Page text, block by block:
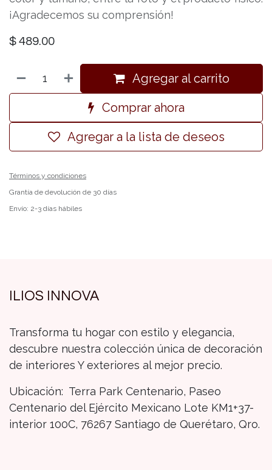
¡Agradecemos su comprensión!
$ 489.00
Agregar al carrito
Comprar ahora
Agregar a la lista de deseos
Términos y condiciones
Grantía de devolución de 30 días
Envío: 2-3 días hábiles
ILIOS INNOVA
Transforma tu hogar con estilo y elegancia,
descubre nuestra colección única de decoración
de interiores Y exteriores al mejor precio.
Ubicación: Terra Park Centenario, Paseo
Centenario del Ejército Mexicano Lote KM1+37-
interior 100C, 76267 Santiago de Querétaro, Qro.